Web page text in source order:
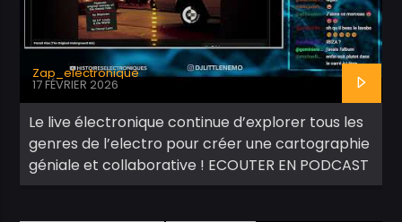
Zap_electronique
17 FÉVRIER 2026
Le live électronique continue d’explorer tous les
genres de l’electro pour créer une cartographie
géniale et collaborative ! ECOUTER EN PODCAST